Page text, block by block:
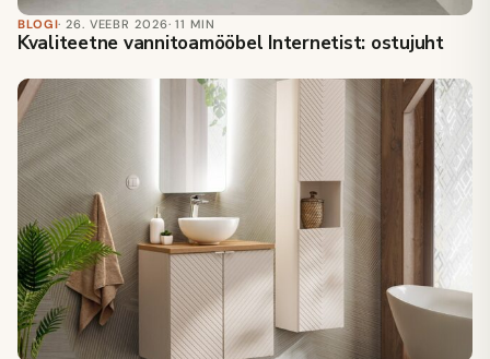
BLOGI· 26. VEEBR 2026· 11 MIN
Kvaliteetne vannitoamööbel Internetist: ostujuht